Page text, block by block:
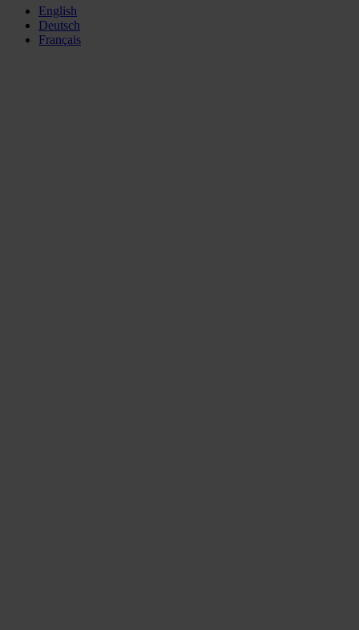
English
Deutsch
Français